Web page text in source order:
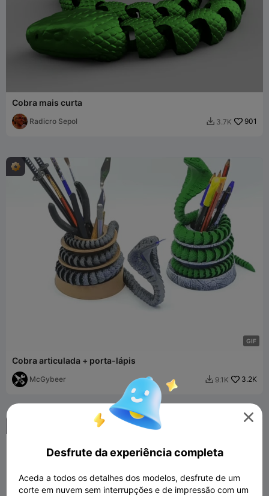
Cobra mais curta
Radicro Sepol  3.7K 901
GIF
Cobra articulada + porta-lápis
McGybeer  9.1K 3.2K

Desfrute da experiência completa
Aceda a todos os detalhes dos modelos, desfrute de um
corte em nuvem sem interrupções e de impressão com um